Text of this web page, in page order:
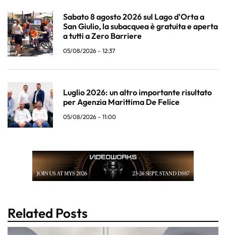
Sabato 8 agosto 2026 sul Lago d'Orta a
San Giulio, la subacquea è gratuita e aperta
a tutti a Zero Barriere
05/08/2026 - 12:37
Luglio 2026: un altro importante risultato
per Agenzia Marittima De Felice
05/08/2026 - 11:00
Related Posts